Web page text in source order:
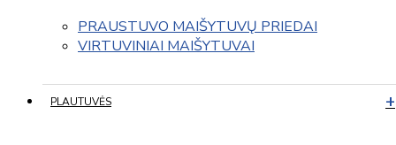
PRAUSTUVO MAIŠYTUVŲ PRIEDAI
VIRTUVINIAI MAIŠYTUVAI
PLAUTUVĖS